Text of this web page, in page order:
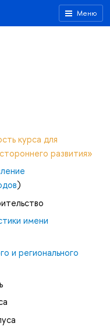
Меню
курса для
развития»
)
имени
и регионального